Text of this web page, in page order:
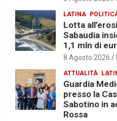
LATINA
Lotta
Sabaudia
1,1 mln di
8 Agosto 2026
ATTUALITÀ
Guardia
presso la
Sabotino in
Rossa